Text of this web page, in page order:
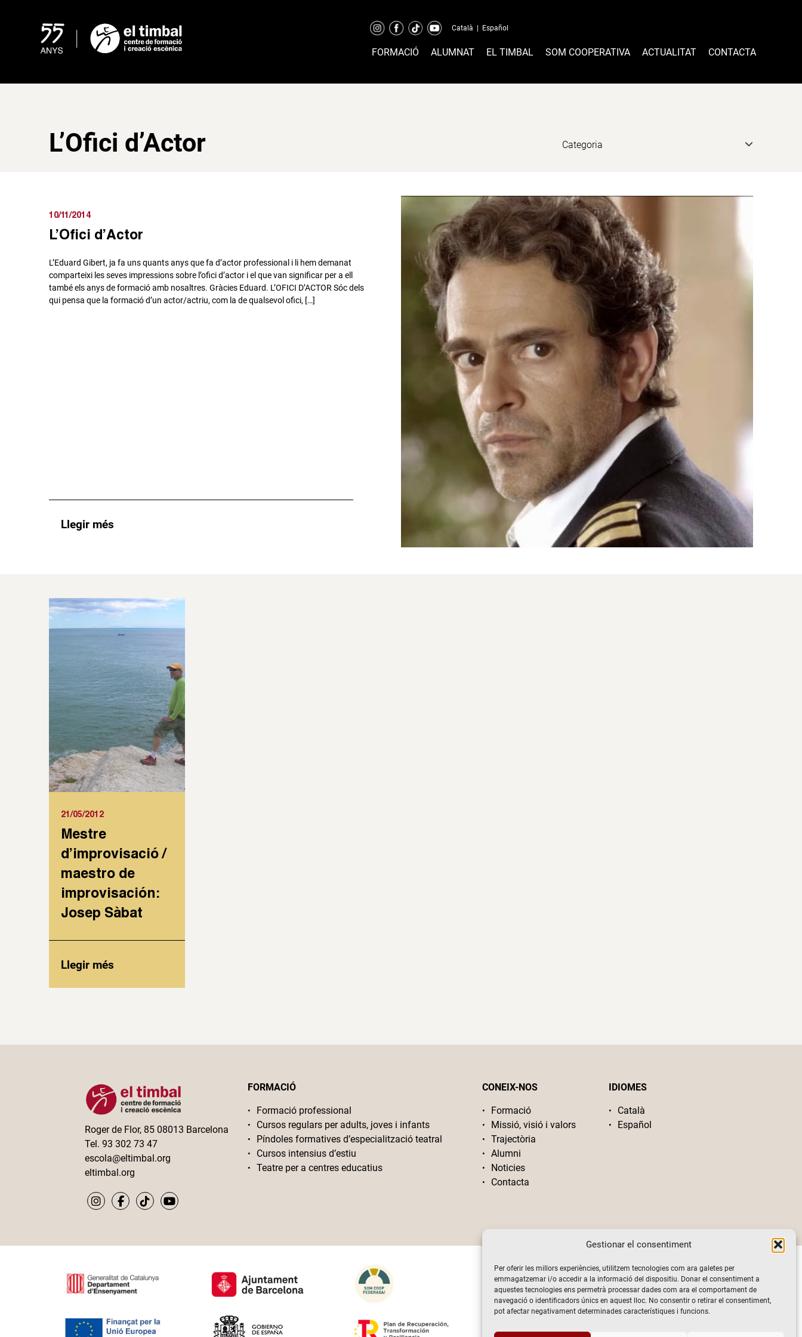
Gestionar el consentiment
Per oferir les millors experiències, utilitzem tecnologies com ara galetes per
emmagatzemar i/o accedir a la informació del dispositiu. Donar el consentiment a
aquestes tecnologies ens permetrà processar dades com ara el comportament de
navegació o identificadors únics en aquest lloc. No consentir o retirar el consentiment,
pot afectar negativament determinades característiques i funcions.
Català Español
FORMACIÓ ALUMNAT EL TIMBAL SOM COOPERATIVA ACTUALITAT CONTACTA
L’Ofici d’Actor
10/11/2014
L’Ofici d’Actor
L’Eduard Gibert, ja fa uns quants anys que fa d’actor professional i li hem demanat
comparteixi les seves impressions sobre l’ofici d’actor i el que van significar per a ell
també els anys de formació amb nosaltres. Gràcies Eduard. L’OFICI D’ACTOR Sóc dels
qui pensa que la formació d’un actor/actriu, com la de qualsevol ofici, […]
Llegir més
21/05/2012
Mestre
d’improvisació /
maestro de
improvisación:
Josep Sàbat
Llegir més
Roger de Flor, 85 08013 Barcelona
Tel. 93 302 73 47
escola@eltimbal.org
eltimbal.org
FORMACIÓ
Formació professional
Cursos regulars per adults, joves i infants
Píndoles formatives d’especialització teatral
Cursos intensius d’estiu
Teatre per a centres educatius
CONEIX-NOS
Formació
Missió, visió i valors
Trajectòria
Alumni
Noticies
Contacta
IDIOMES
Català
Español